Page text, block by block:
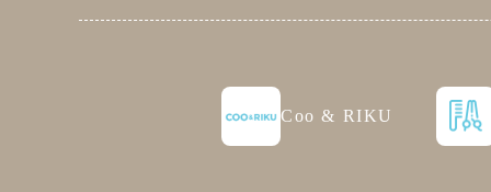
Coo & RIKU